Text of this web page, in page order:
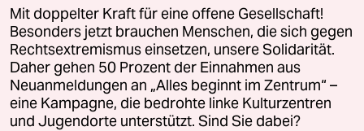
Live im Stream
Vergangene
taz lab 2027
Mit doppelter Kraft für eine offene Gesellschaft!
Besonders jetzt brauchen Menschen, die sich gegen
Rechtsextremismus einsetzen, unsere Solidarität.
Daher gehen 50 Prozent der Einnahmen aus
Neuanmeldungen an „Alles beginnt im Zentrum“ –
eine Kampagne, die bedrohte linke Kulturzentren
und Jugendorte unterstützt. Sind Sie dabei?